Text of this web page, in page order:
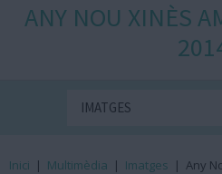
ANY NOU XINÈS
IMATGES
Inici | Multimèdia | Imatges | Any